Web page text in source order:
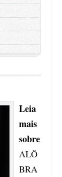
Leia
mais
sobre
ALÔ
BRA